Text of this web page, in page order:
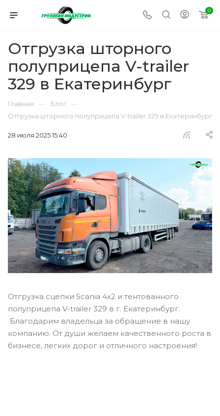
0
Отгрузка шторного
полуприцепа V-trailer
329 в Екатеринбург
Главная — Блог —
Отгрузка шторного полуприцепа V-trailer 329 в Екатеринбург
28 июля 2025 15:40
Отгрузка сцепки Scania 4x2 и тентованного
полуприцепа V-trailer 329 в г. Екатеринбург.
Благодарим владельца за обращение в нашу
компанию. От души желаем качественного роста в
бизнесе, легких дорог и отличного настроения!